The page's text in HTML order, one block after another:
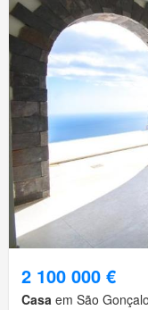
2 100 000 €
Casa em São